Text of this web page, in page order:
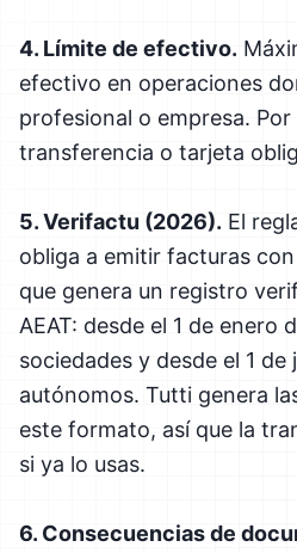
4. Límite de efectivo.
efectivo en operaciones
profesional o empresa. Por
transferencia o tarjeta
5. Verifactu (2026). El
obliga a emitir facturas
que genera un registro
AEAT: desde el 1 de enero
sociedades y desde el 1
autónomos. Tutti genera
este formato, así que la
si ya lo usas.
6. Consecuencias de